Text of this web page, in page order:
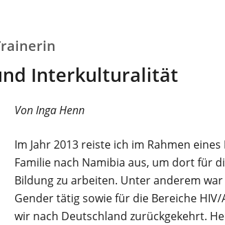
Interkulturalität
Von Inga Henn
Im Jahr 2013 reiste ich im Rahmen
Familie nach Namibia aus, um dort für
Bildung zu arbeiten. Unter anderem
Gender tätig sowie für die Bereiche
wir nach Deutschland zurückgekehrt.